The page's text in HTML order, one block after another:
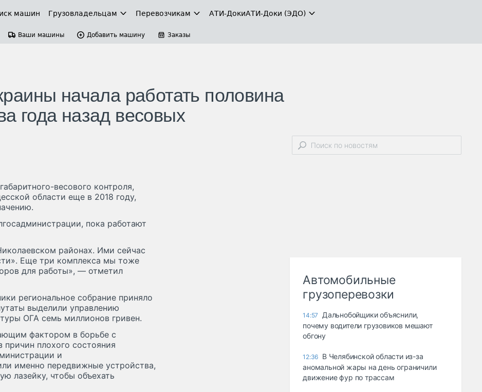
машин Грузовладельцам Перевозчикам АТИ-ДокиАТИ-Доки (ЭДО)
Ваши машины Добавить машину Заказы
начала работать половина
года назад весовых
весового контроля,
области еще в 2018 году,
пока работают
районах. Ими сейчас
Еще три комплекса мы тоже
для работы», — отметил
региональное собрание приняло
выделили управлению
ОГА семь миллионов гривен.
фактором в борьбе с
плохого состояния
и
именно передвижные устройства,
лазейку, чтобы объехать
Автомобильные
грузоперевозки
14:57
Дальнобойщики объяснили,
почему водители грузовиков мешают
обгону
12:36 В Челябинской области из-за
аномальной жары на день ограничили
движение фур по трассам